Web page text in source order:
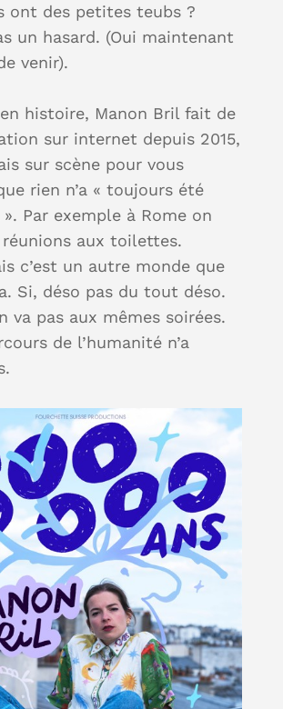
ont des petites teubs ?
un hasard. (Oui maintenant
venir).
histoire, Manon Bril fait de
sur internet depuis 2015,
sur scène pour vous
rien n’a « toujours été
Par exemple à Rome on
aux toilettes.
c’est un autre monde que
Si, déso pas du tout déso.
va pas aux mêmes soirées.
de l’humanité n’a